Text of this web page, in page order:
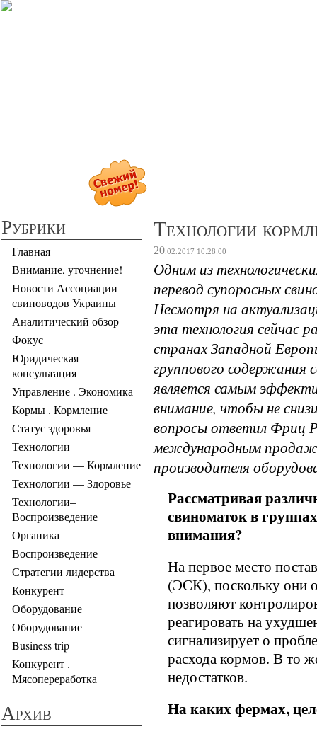
Рубрики
Главная
Внимание, уточнение!
Новости Ассоциации
свиноводов Украины
Аналитический обзор
Фокус
Юридическая
консультация
Управление . Экономика
Кормы . Кормление
Статус здоровья
Технологии
Технологии — Кормление
Технологии — Здоровье
Технологии–
Воспроизведение
Органика
Воспроизведение
Стратегии лидерства
Конкурент
Оборудование
Оборудование
Business trip
Конкурент .
Мясопереработка
Архив
Технологии
20 .02.2017 10:28:00
Одним из
перевод супоросных
Несмотря на
эта технология сейчас
странах Западной
группового содержания
является самым
внимание, чтобы не
вопросы ответил Фриц
международным
производителя
Рассматривая
свиноматок в
внимания?
На первое место
(ЭСК), поскольку они
позволяют
реагировать на
сигнализирует о
расхода кормов. В то
недостатков.
На каких фермах,